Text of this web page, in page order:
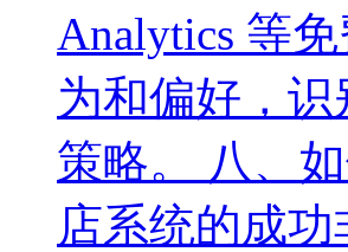
Analytics 等
为和偏好，
策略。 八、
店系统的成